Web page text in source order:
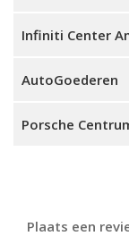
Infiniti Center
AutoGoederen
Porsche
Plaats een